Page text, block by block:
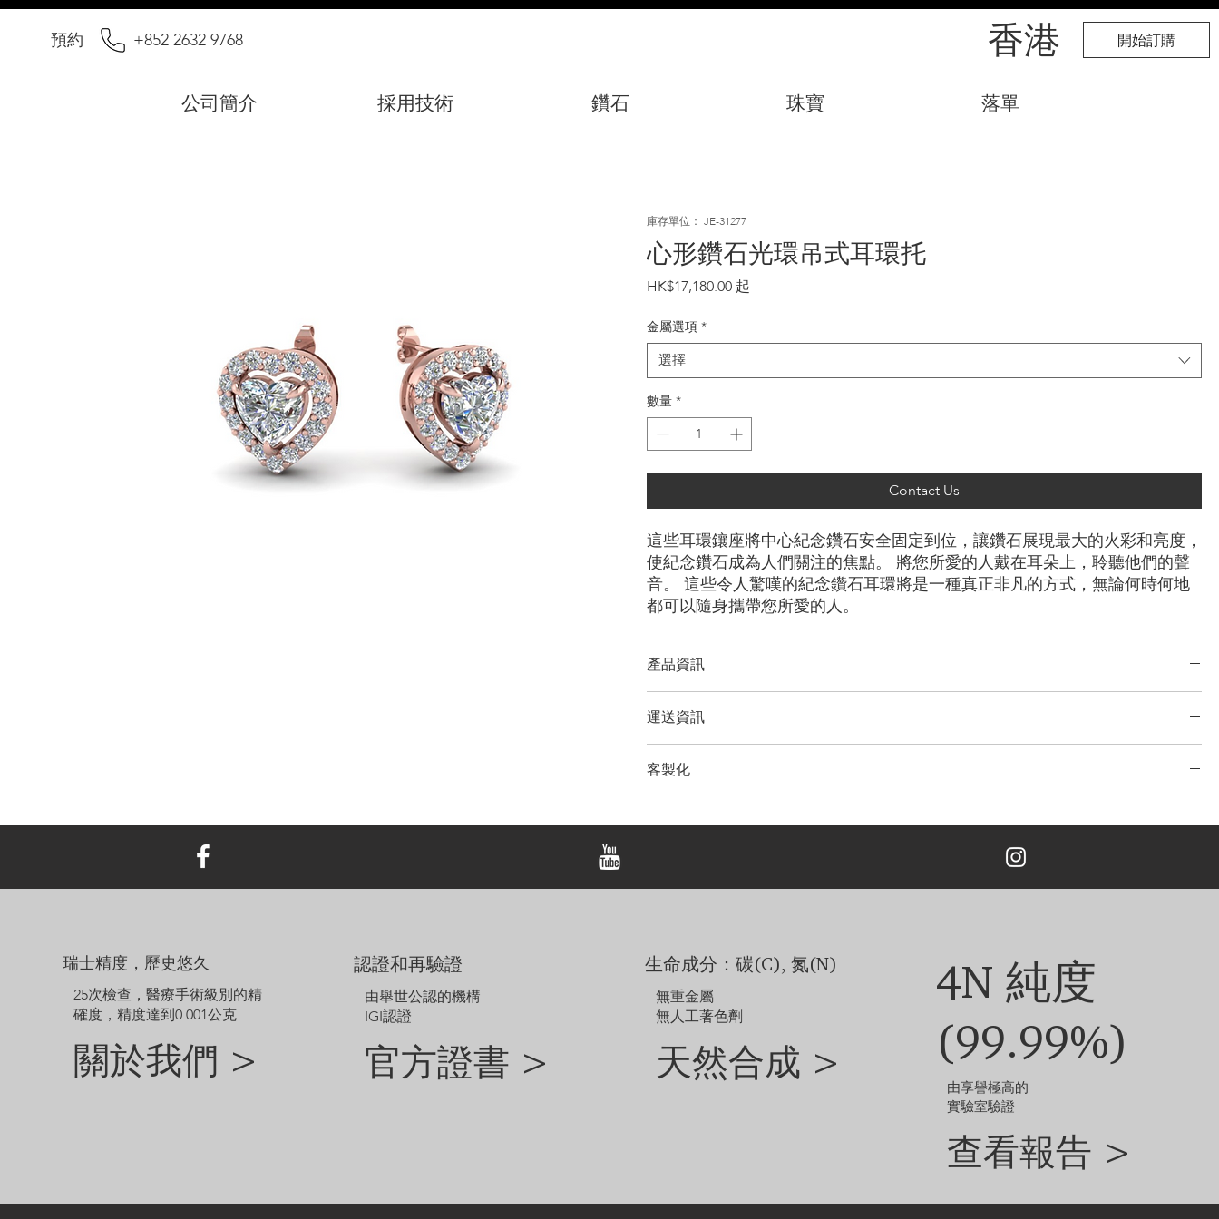
公司簡介 採用技術 鑽石 珠寶 落單
預約 +852 2632 9768 開始訂購
​香港
庫存單位： JE-31277
心形鑽石光環吊式耳環托
HK$17,180.00
價
金屬選項 *
選擇
數量 *
Contact Us
這些耳環鑲座將中心紀念鑽石安全固定到位，讓鑽石展現最大的火彩和亮度，
使紀念鑽石成為人們關注的焦點。 將您所愛的人戴在耳朵上，聆聽他們的聲
音。 這些令人驚嘆的紀念鑽石耳環將是一種真正非凡的方式，無論何時何地
都可以隨身攜帶您所愛的人。
產品資訊
形
金屬選項：
範例圖片僅供參考。由於鑽石和珠寶的尺寸不同，定制成品的外觀可能會略有差異。
如需探索網站未顯示的其他選項，請聯絡我們的客戶服務團隊。
運送資訊
輸和定期洲際運輸。 LONITÉ 只與最安全、最可靠的快遞公司合作，以確保安全、及時地交付您的
客製化
瑞士精度，歷史悠久
25次檢查，醫療手術級別的精
確度，精度達到0.001公克
關於我們 >
認證和再驗證
由舉世公認的機構
IGI認證
官方證書 >
生命成分：碳(C), 氮(N)
無重金屬
無人工著色劑
天然合成 >
4N 純度
(99.99%)
由享譽極高的
實驗室驗證
查看報告 >